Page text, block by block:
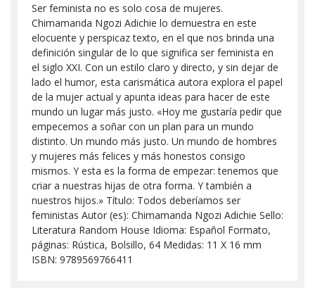
Ser feminista no es solo cosa de mujeres.
Chimamanda Ngozi Adichie lo demuestra en este
elocuente y perspicaz texto, en el que nos brinda una
definición singular de lo que significa ser feminista en
el siglo XXI. Con un estilo claro y directo, y sin dejar de
lado el humor, esta carismática autora explora el papel
de la mujer actual y apunta ideas para hacer de este
mundo un lugar más justo. «Hoy me gustaría pedir que
empecemos a soñar con un plan para un mundo
distinto. Un mundo más justo. Un mundo de hombres
y mujeres más felices y más honestos consigo
mismos. Y esta es la forma de empezar: tenemos que
criar a nuestras hijas de otra forma. Y también a
nuestros hijos.» Título: Todos deberíamos ser
feministas Autor (es): Chimamanda Ngozi Adichie Sello:
Literatura Random House Idioma: Español Formato,
páginas: Rústica, Bolsillo, 64 Medidas: 11 X 16 mm
ISBN: 9789569766411